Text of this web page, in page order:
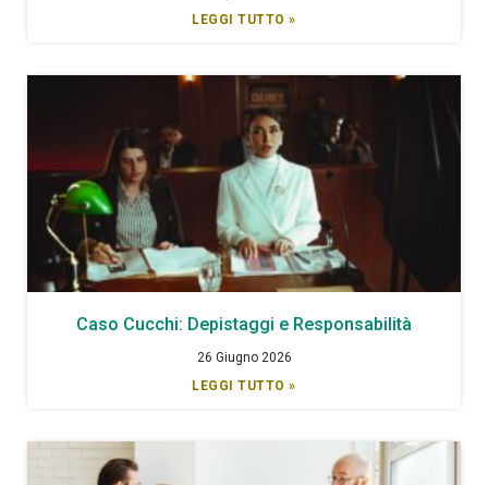
LEGGI TUTTO »
Caso Cucchi: Depistaggi e Responsabilità
26 Giugno 2026
LEGGI TUTTO »